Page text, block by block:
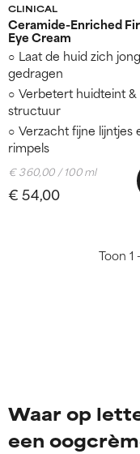
CLINICAL
Ceramide-Enriched
Eye Cream
Laat de huid zich
gedragen
Verbetert huidteint &
structuur
Verzacht fijne lijntjes
rimpels
€ 54,00
€ 360,00 / 100 ml
Toon
Waar op
een